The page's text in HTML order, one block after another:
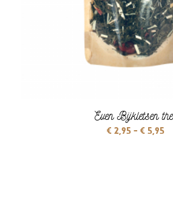
Even Bijkletsen
€ 2,95 - € 5,95